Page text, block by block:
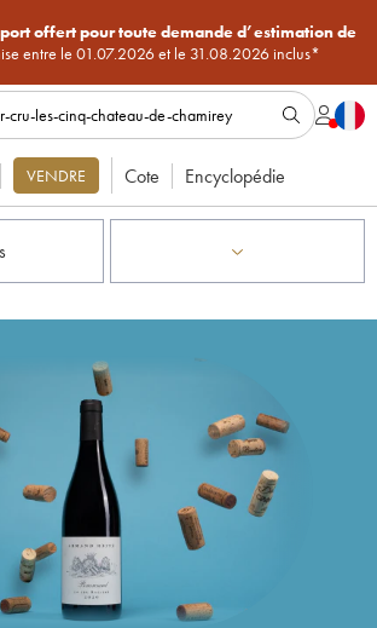
offert pour toute demande d’estimation de
entre le 01.07.2026 et le 31.08.2026 inclus*
VENDRE Cote Encyclopédie